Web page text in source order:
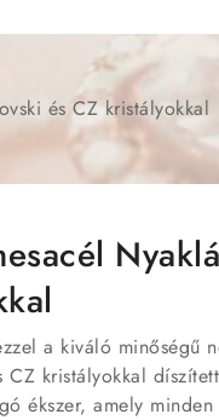
és CZ kristályokkal
a kiváló minőségű
kristályokkal
ékszer, amely minden